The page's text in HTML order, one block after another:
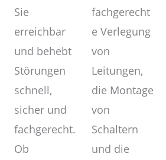
Sie
erreichbar
und behebt
Störungen
schnell,
sicher und
fachgerecht.
Ob
fachgerecht
e Verlegung
von
Leitungen,
die Montage
von
Schaltern
und die